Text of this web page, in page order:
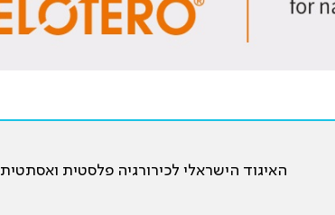
האיגוד הישראלי לכירורגיה פלסטית ואסתטית